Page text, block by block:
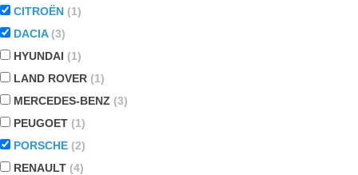
CITROËN (1)
DACIA (3)
HYUNDAI (1)
LAND ROVER (1)
MERCEDES-BENZ (3)
PEUGOET (1)
PORSCHE (2)
RENAULT (4)